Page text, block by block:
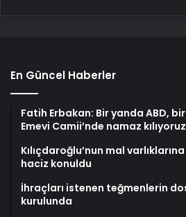
En Güncel Haberler
Fatih Erbakan: Bir yanda ABD,
Emevi Camii’nde namaz kılıyoruz
Kılıçdaroğlu’nun mal
haciz konuldu
İhraçları istenen teğmenlerin
kurulunda